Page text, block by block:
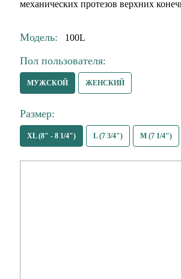
механических протезов верхних
Модель: 100L
Пол пользователя:
МУЖСКОЙ ЖЕНСКИЙ
Размер:
XL (8" - 8 1/4") L (7 3/4") M (7 1/4")